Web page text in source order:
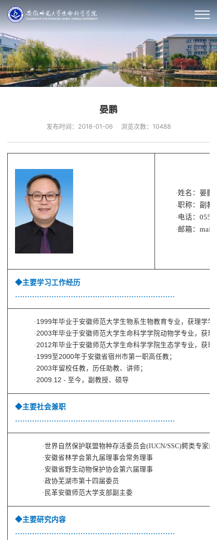
晏鹏
发布时间：2018-01-06 浏览次数： 10488
·姓名： 晏鹏
·职称： 副 教
·电话：
·邮箱：
◆主要学习工作经历
…………………………………………………………
· 1999年毕业于安徽师范大学生物系生物教育专业，获理学学
·2003年毕业于安徽师范大学生命科学学院动物学专业，获理
·2012年毕业于安徽师范大学生命科学学院生态学专业，获理
· 1999至2000年于安徽省宿州市第一职高任教 ；
·2003年留校任教，历任助教、讲师；
·2009.12 - 至今 ，副教授、硕导
◆主要社会兼职
…………………………………………………………
·世界自然保护联盟物种存活委员会(IUCN/SSC)鳄类专家组
· 安徽省林学会第九届理事会常务理事
· 安徽省野生动物保护协会第六届理事
·政协芜湖市第十四届委员
· 民革安徽师范大学支部副主委
◆主要研究内容
…………………………………………………………